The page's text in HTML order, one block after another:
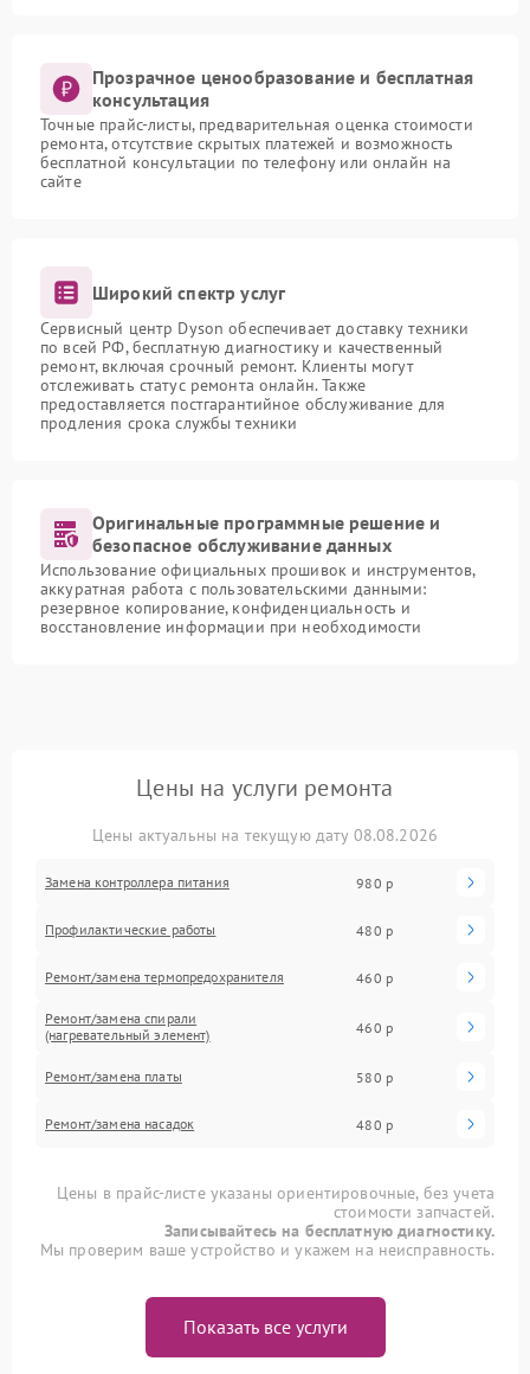
Прозрачное ценообразование и бесплатная
консультация
Точные прайс-листы, предварительная оценка стоимости
ремонта, отсутствие скрытых платежей и возможность
бесплатной консультации по телефону или онлайн на
сайте
Широкий спектр услуг
Сервисный центр Dyson обеспечивает доставку техники
по всей РФ, бесплатную диагностику и качественный
ремонт, включая срочный ремонт. Клиенты могут
отслеживать статус ремонта онлайн. Также
предоставляется постгарантийное обслуживание для
продления срока службы техники
Оригинальные программные решение и
безопасное обслуживание данных
Использование официальных прошивок и инструментов,
аккуратная работа с пользовательскими данными:
резервное копирование, конфиденциальность и
восстановление информации при необходимости
Цены на услуги ремонта
Цены актуальны на текущую дату 08.08.2026
Замена контроллера питания 980 р
Профилактические работы 480 р
Ремонт/замена термопредохранителя 460 р
Ремонт/замена спирали
(нагревательный элемент)
460 р
Ремонт/замена платы 580 р
Ремонт/замена насадок 480 р
Цены в прайс-листе указаны ориентировочные, без учета
стоимости запчастей.
Записывайтесь на бесплатную диагностику.
Мы проверим ваше устройство и укажем на неисправность.
Показать все услуги